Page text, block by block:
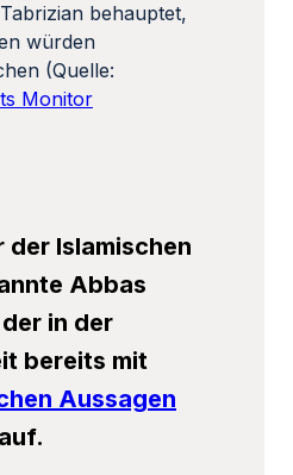
behauptet,
würden
(Quelle:
Monitor
der Islamischen
Abbas
in der
bereits mit
Aussagen
auf.